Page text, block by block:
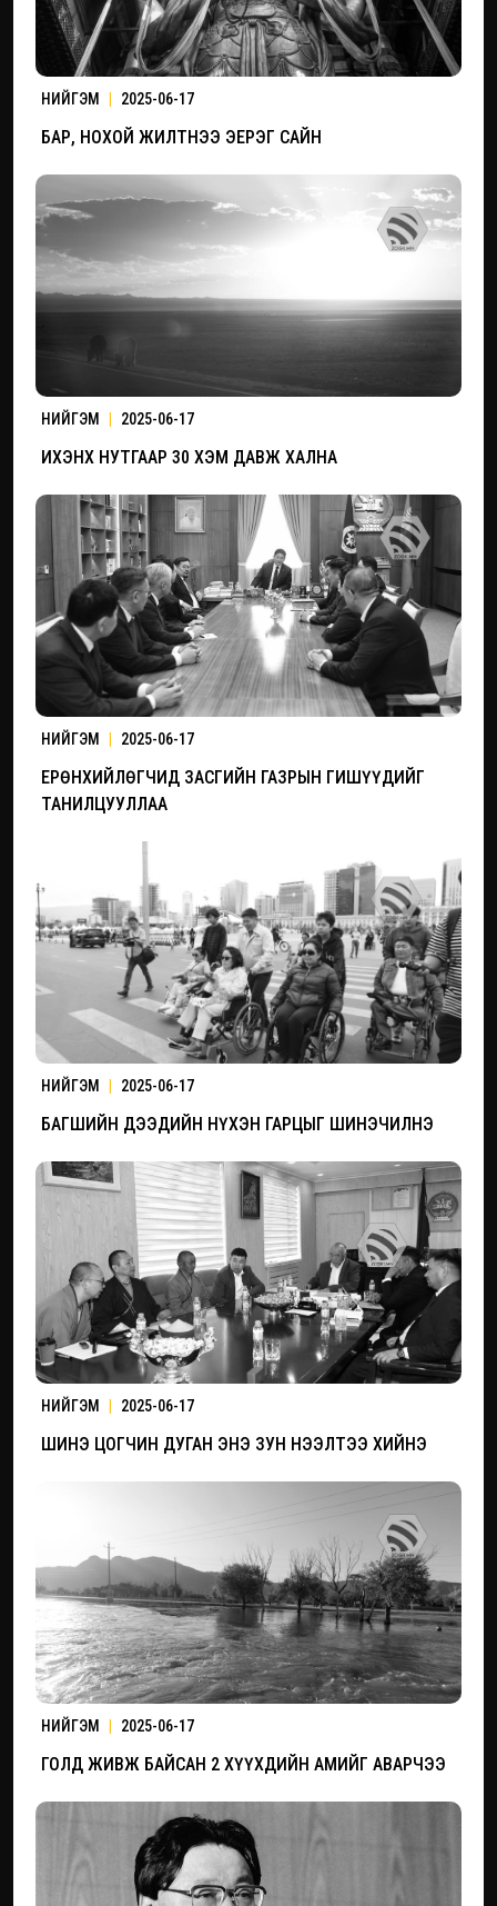
НИЙГЭМ 2025-06-17
БАР, НОХОЙ ЖИЛТНЭЭ ЭЕРЭГ САЙН
НИЙГЭМ 2025-06-17
ИХЭНХ НУТГААР 30 ХЭМ ДАВЖ ХАЛНА
НИЙГЭМ 2025-06-17
ЕРӨНХИЙЛӨГЧИД ЗАСГИЙН ГАЗРЫН ГИШҮҮДИЙГ
ТАНИЛЦУУЛЛАА
НИЙГЭМ 2025-06-17
БАГШИЙН ДЭЭДИЙН НҮХЭН ГАРЦЫГ ШИНЭЧИЛНЭ
НИЙГЭМ 2025-06-17
ШИНЭ ЦОГЧИН ДУГАН ЭНЭ ЗУН НЭЭЛТЭЭ ХИЙНЭ
НИЙГЭМ 2025-06-17
ГОЛД ЖИВЖ БАЙСАН 2 ХҮҮХДИЙН АМИЙГ АВАРЧЭЭ